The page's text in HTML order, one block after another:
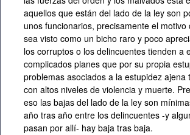
aquellos que están del lado de la ley son
unos funcionarios, precisamente el motivo
sea visto como un bicho raro y poco
los corruptos o los delincuentes tienden a
complicados planes que por su propia
problemas asociados a la estupidez ajena
con altos niveles de violencia y muerte.
eso las bajas del lado de la ley son
año tras año entre los delincuentes -y
pasan por allí- hay baja tras baja.